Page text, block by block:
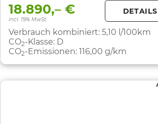
18.890,– €
incl. 19% MwSt.
DETAILS
Verbrauch kombiniert: 5,10 l/100km
CO2-Klasse: D
CO2-Emissionen: 116,00 g/km